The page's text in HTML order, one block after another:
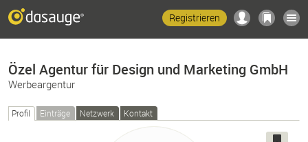
Registrieren
Özel Agentur für Design und Marketing GmbH
Werbeargentur
Profil Einträge Netzwerk Kontakt